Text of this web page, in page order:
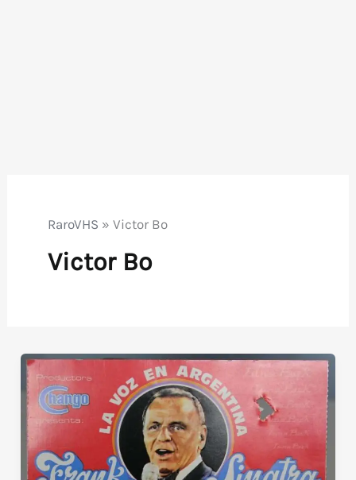
RaroVHS »Victor Bo
Victor Bo